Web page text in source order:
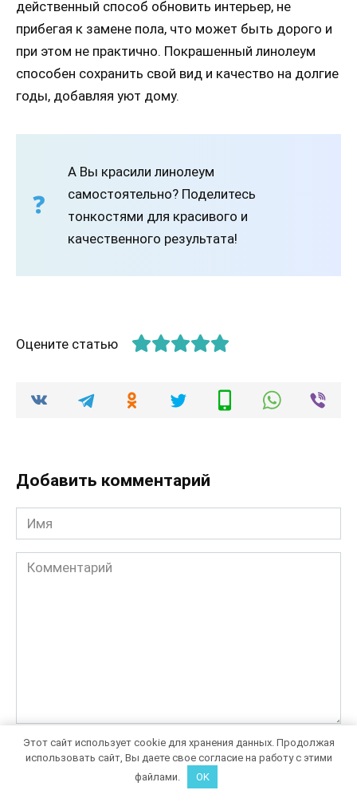
действенный способ обновить интерьер, не
прибегая к замене пола, что может быть дорого и
при этом не практично. Покрашенный линолеум
способен сохранить свой вид и качество на долгие
годы, добавляя уют дому.
А Вы красили линолеум
самостоятельно? Поделитесь
тонкостями для красивого и
качественного результата!
Оцените статью
Добавить комментарий
Имя
Комментарий
Сохранить моё имя, email и адрес сайта в этом браузере
для последующих моих комментариев.
Этот сайт использует cookie для хранения данных. Продолжая
использовать сайт, Вы даете свое согласие на работу с этими
файлами.
OK